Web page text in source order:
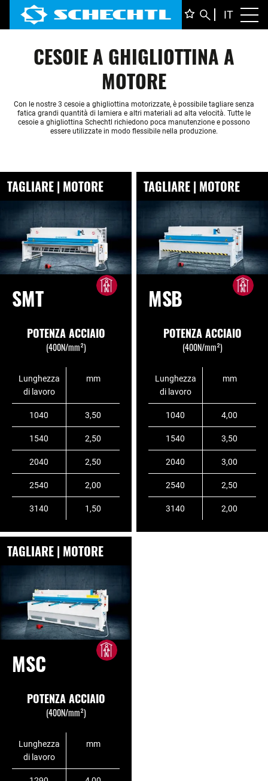
IT
CESOIE A GHIGLIOTTINA A
MOTORE
Con le nostre 3 cesoie a ghigliottina motorizzate, è possibile tagliare senza
fatica grandi quantità di lamiera e altri materiali ad alta velocità. Tutte le
cesoie a ghigliottina Schechtl richiedono poca manutenzione e possono
essere utilizzate in modo flessibile nella produzione.
TAGLIARE | MOTORE
SMT
POTENZA ACCIAIO
(400N/mm²)
Lunghezza
di lavoro
mm
1040 3,50
1540 2,50
2040 2,50
2540 2,00
3140 1,50
TAGLIARE | MOTORE
MSB
POTENZA ACCIAIO
(400N/mm²)
Lunghezza
di lavoro
mm
1040 4,00
1540 3,50
2040 3,00
2540 2,50
3140 2,00
TAGLIARE | MOTORE
MSC
POTENZA ACCIAIO
(400N/mm²)
Lunghezza
di lavoro
mm